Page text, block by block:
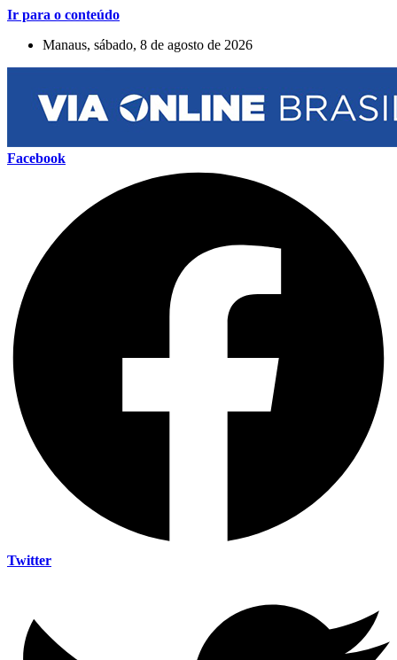
Ir para o conteúdo
Manaus, sábado, 8 de agosto de 2026
Facebook
Twitter